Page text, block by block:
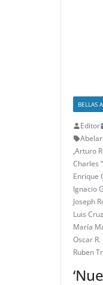
BELLAS
Editor
,Arturo
Charles
Enrique
Ignacio
Joseph
Luis
María
Oscar
Ruben